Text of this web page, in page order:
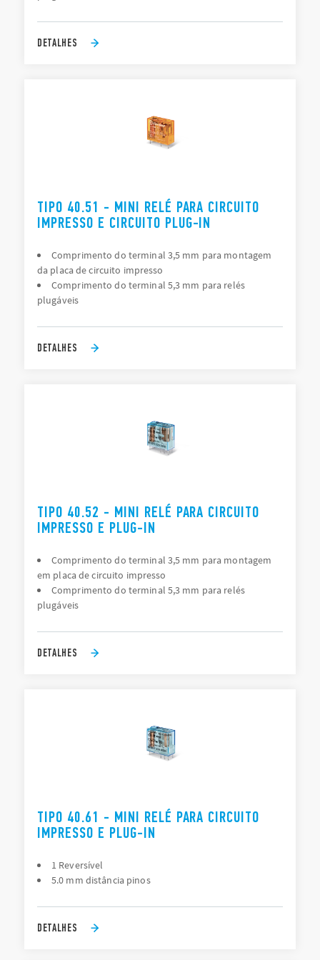
DETALHES
TIPO 40.51 - MINI RELÉ PARA CIRCUITO
IMPRESSO E CIRCUITO PLUG-IN
Comprimento do terminal 3,5 mm para montagem
da placa de circuito impresso
Comprimento do terminal 5,3 mm para relés
plugáveis
DETALHES
TIPO 40.52 - MINI RELÉ PARA CIRCUITO
IMPRESSO E PLUG-IN
Comprimento do terminal 3,5 mm para montagem
em placa de circuito impresso
Comprimento do terminal 5,3 mm para relés
plugáveis
DETALHES
TIPO 40.61 - MINI RELÉ PARA CIRCUITO
IMPRESSO E PLUG-IN
1 Reversível
5.0 mm distância pinos
DETALHES